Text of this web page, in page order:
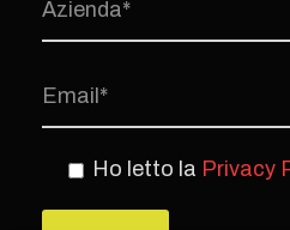
Ho letto la Privacy